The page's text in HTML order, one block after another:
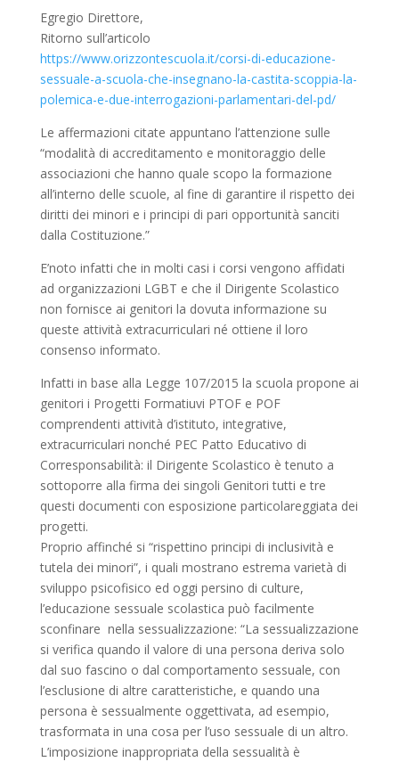
Egregio Direttore,
Ritorno sull’articolo
https://www.orizzontescuola.it/corsi-di-educazione-
sessuale-a-scuola-che-insegnano-la-castita-scoppia-la-
polemica-e-due-interrogazioni-parlamentari-del-pd/
Le affermazioni citate appuntano l’attenzione sulle
“modalità di accreditamento e monitoraggio delle
associazioni che hanno quale scopo la formazione
all’interno delle scuole, al fine di garantire il rispetto dei
diritti dei minori e i principi di pari opportunità sanciti
dalla Costituzione.”
E’noto infatti che in molti casi i corsi vengono affidati
ad organizzazioni LGBT e che il Dirigente Scolastico
non fornisce ai genitori la dovuta informazione su
queste attività extracurriculari né ottiene il loro
consenso informato.
Infatti in base alla Legge 107/2015 la scuola propone ai
genitori i Progetti Formatiuvi PTOF e POF
comprendenti attività d’istituto, integrative,
extracurriculari nonché PEC Patto Educativo di
Corresponsabilità: il Dirigente Scolastico è tenuto a
sottoporre alla firma dei singoli Genitori tutti e tre
questi documenti con esposizione particolareggiata dei
progetti.
Proprio affinché si “rispettino principi di inclusività e
tutela dei minori”, i quali mostrano estrema varietà di
sviluppo psicofisico ed oggi persino di culture,
l’educazione sessuale scolastica può facilmente
sconfinare nella sessualizzazione: “La sessualizzazione
si verifica quando il valore di una persona deriva solo
dal suo fascino o dal comportamento sessuale, con
l’esclusione di altre caratteristiche, e quando una
persona è sessualmente oggettivata, ad esempio,
trasformata in una cosa per l’uso sessuale di un altro.
L’imposizione inappropriata della sessualità è